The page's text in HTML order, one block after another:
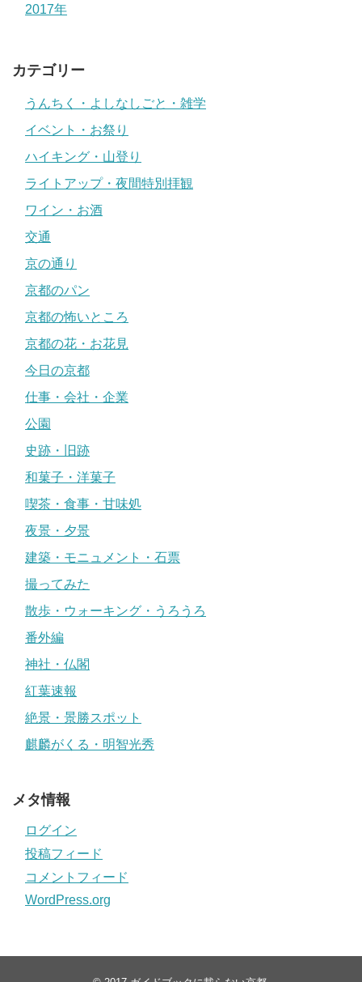
2017年
カテゴリー
うんちく・よしなしごと・雑学
イベント・お祭り
ハイキング・山登り
ライトアップ・夜間特別拝観
ワイン・お酒
交通
京の通り
京都のパン
京都の怖いところ
京都の花・お花見
今日の京都
仕事・会社・企業
公園
史跡・旧跡
和菓子・洋菓子
喫茶・食事・甘味処
夜景・夕景
建築・モニュメント・石票
撮ってみた
散歩・ウォーキング・うろうろ
番外編
神社・仏閣
紅葉速報
絶景・景勝スポット
麒麟がくる・明智光秀
メタ情報
ログイン
投稿フィード
コメントフィード
WordPress.org